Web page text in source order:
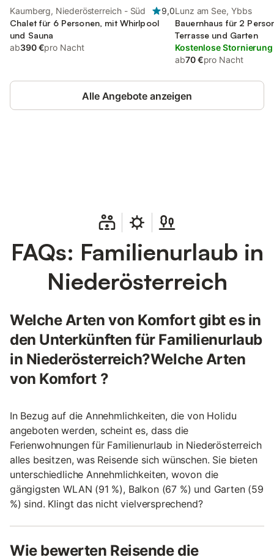
Kaumberg, Niederösterreich - Süd
9,0
Chalet für 6 Personen, mit Whirlpool
und Sauna
ab390 €pro Nacht
Lunz am See, Ybbs
Bauernhaus für 2
Terrasse und Garten
Kostenlose Stornierung
ab70 €pro Nacht
Alle Angebote anzeigen
FAQs: Familienurlaub in
Niederösterreich
Welche Arten von Komfort gibt es in
den Unterkünften für Familienurlaub
in Niederösterreich?Welche Arten
von Komfort ?
In Bezug auf die Annehmlichkeiten, die von Holidu
angeboten werden, scheint es, dass die
Ferienwohnungen für Familienurlaub in Niederösterreich
alles besitzen, was Reisende sich wünschen. Sie bieten
unterschiedliche Annehmlichkeiten, wovon die
gängigsten WLAN (91 %), Balkon (67 %) und Garten (59
%) sind. Klingt das nicht vielversprechend?
Wie bewerten Reisende die